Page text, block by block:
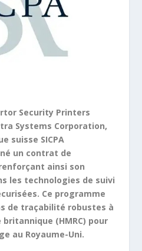
Security Printers
Systems Corporation,
suisse SICPA
un contrat de
ainsi son
les technologies de suivi
Ce programme
de traçabilité robustes à
(HMRC) pour
au Royaume-Uni.